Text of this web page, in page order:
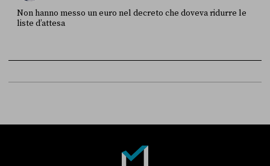
Non hanno messo un euro nel decreto che doveva ridurre le
liste d’attesa